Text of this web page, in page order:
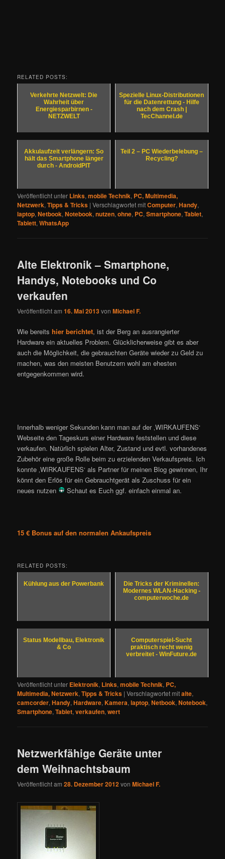
RELATED POSTS:
Verkehrte Netzwelt: Die
Wahrheit über
Energiesparbirnen -
NETZWELT
Spezielle Linux-Distributionen
für die Datenrettung - Hilfe
nach dem Crash |
TecChannel.de
Akkulaufzeit verlängern: So
hält das Smartphone länger
durch - AndroidPIT
Teil 2 – PC Wiederbelebung –
Recycling?
Veröffentlicht unter Links,mobile Technik, PC, Multimedia,
Netzwerk,Tipps & Tricks |Verschlagwortet mitComputer,Handy,
laptop,Netbook,Notebook,nutzen,ohne, PC,Smartphone,Tablet,
Tablett,WhatsApp
Alte Elektronik – Smartphone,
Handys, Notebooks und Co
verkaufen
Veröffentlicht am16. Mai 2013vonMichael F.
Wie bereitshier berichtet, ist der Berg an ausrangierter
Hardware ein aktuelles Problem. Glücklicherweise gibt es aber
auch die Möglichkeit, die gebrauchten Geräte wieder zu Geld zu
machen, was den meisten Benutzern wohl am ehesten
entgegenkommen wird.
Innerhalb weniger Sekunden kann man auf der ‚WIRKAUFENS‘
Webseite den Tageskurs einer Hardware feststellen und diese
verkaufen. Natürlich spielen Alter, Zustand und evtl. vorhandenes
Zubehör eine große Rolle beim zu erzielenden Verkaufspreis. Ich
konnte ‚WIRKAUFENS‘ als Partner für meinen Blog gewinnen, Ihr
könnt den Erlös für ein Gebrauchtgerät als Zuschuss für ein
neues nutzen
Schaut es Euch ggf. einfach einmal an.
15 € Bonus auf den normalen Ankaufspreis
RELATED POSTS:
Kühlung aus der Powerbank
Die Tricks der Kriminellen:
Modernes WLAN-Hacking -
computerwoche.de
Status Modellbau, Elektronik
& Co
Computerspiel-Sucht
praktisch recht wenig
verbreitet - WinFuture.de
Veröffentlicht unter Elektronik, Links,mobile Technik, PC,
Multimedia, Netzwerk,Tipps & Tricks |Verschlagwortet mitalte,
camcorder,Handy,Hardware,Kamera,laptop,Netbook,Notebook,
Smartphone,Tablet,verkaufen,wert
Netzwerkfähige Geräte unter
dem Weihnachtsbaum
Veröffentlicht am28. Dezember 2012vonMichael F.